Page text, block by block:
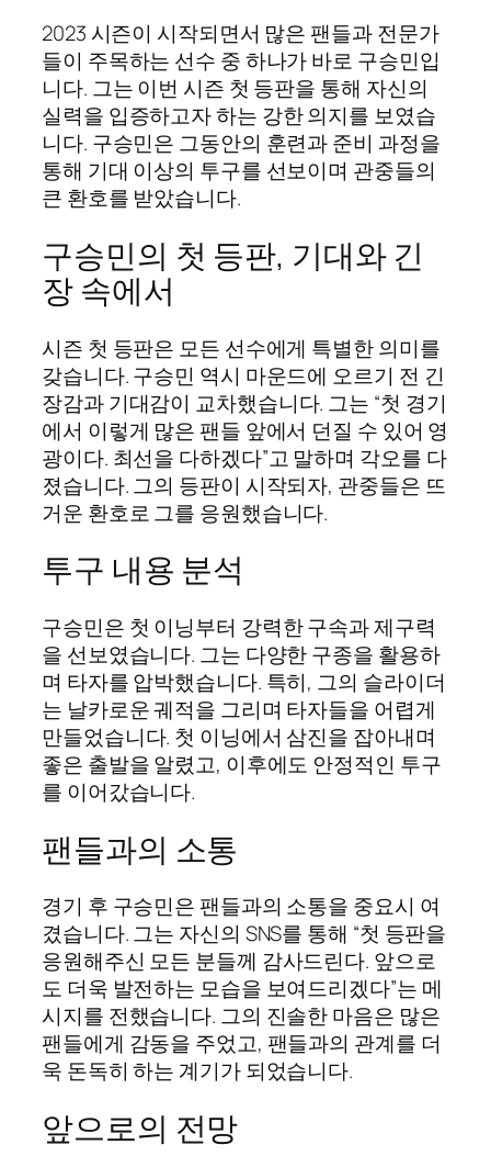
2023 시즌이 시작되면서 많은 팬들과 전문가
들이 주목하는 선수 중 하나가 바로 구승민입
니다. 그는 이번 시즌 첫 등판을 통해 자신의
실력을 입증하고자 하는 강한 의지를 보였습
니다. 구승민은 그동안의 훈련과 준비 과정을
통해 기대 이상의 투구를 선보이며 관중들의
큰 환호를 받았습니다.
구승민의 첫 등판, 기대와 긴
장 속에서
시즌 첫 등판은 모든 선수에게 특별한 의미를
갖습니다. 구승민 역시 마운드에 오르기 전 긴
장감과 기대감이 교차했습니다. 그는 “첫 경기
에서 이렇게 많은 팬들 앞에서 던질 수 있어 영
광이다. 최선을 다하겠다”고 말하며 각오를 다
졌습니다. 그의 등판이 시작되자, 관중들은 뜨
거운 환호로 그를 응원했습니다.
투구 내용 분석
구승민은 첫 이닝부터 강력한 구속과 제구력
을 선보였습니다. 그는 다양한 구종을 활용하
며 타자를 압박했습니다. 특히, 그의 슬라이더
는 날카로운 궤적을 그리며 타자들을 어렵게
만들었습니다. 첫 이닝에서 삼진을 잡아내며
좋은 출발을 알렸고, 이후에도 안정적인 투구
를 이어갔습니다.
팬들과의 소통
경기 후 구승민은 팬들과의 소통을 중요시 여
겼습니다. 그는 자신의 SNS를 통해 “첫 등판을
응원해주신 모든 분들께 감사드린다. 앞으로
도 더욱 발전하는 모습을 보여드리겠다”는 메
시지를 전했습니다. 그의 진솔한 마음은 많은
팬들에게 감동을 주었고, 팬들과의 관계를 더
욱 돈독히 하는 계기가 되었습니다.
앞으로의 전망